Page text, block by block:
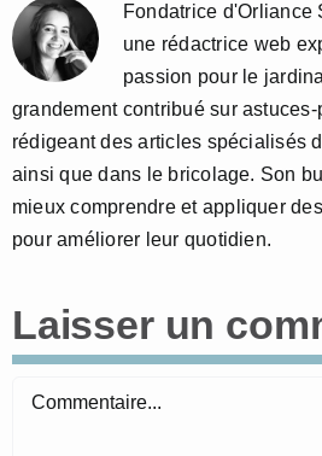
Fondatrice d'Orliance
une rédactrice web
passion pour le
grandement contribué sur astuces-
rédigeant des articles spécialisés
ainsi que dans le bricolage. Son
mieux comprendre et appliquer
pour améliorer leur quotidien.
Laisser un
Commentaire